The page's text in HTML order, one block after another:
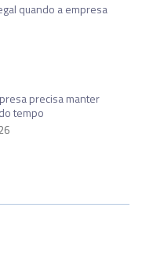
quando a empresa
precisa manter
tempo